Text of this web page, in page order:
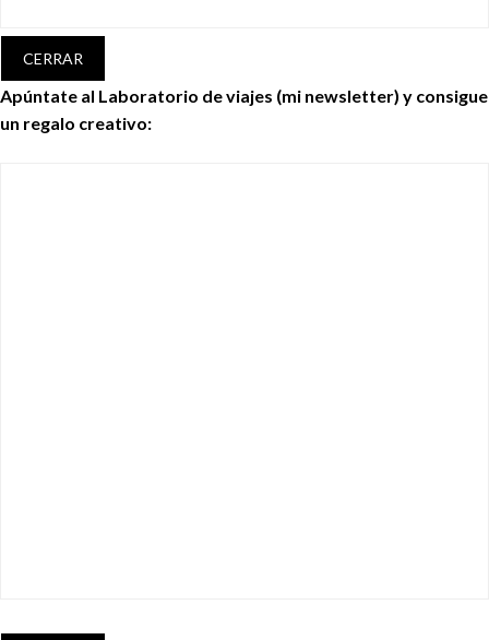
CERRAR
Apúntate al Laboratorio de viajes (mi newsletter) y consigue
un regalo creativo: